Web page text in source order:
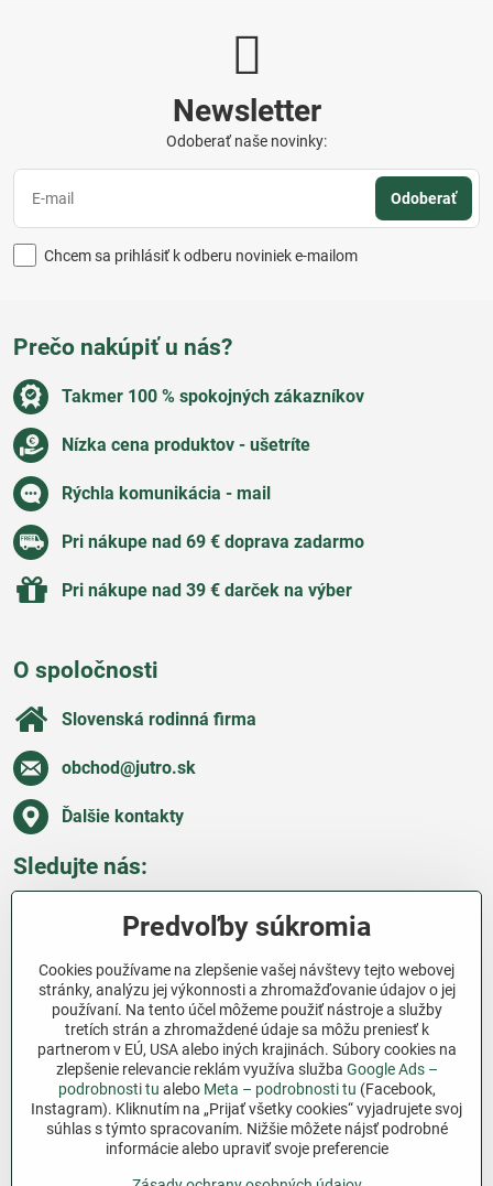
Newsletter
Odoberať naše novinky:
Odoberať
Chcem sa prihlásiť k odberu noviniek e-mailom
Prečo nakúpiť u nás?
Takmer 100 % spokojných zákazníkov
Nízka cena produktov - ušetríte
Rýchla komunikácia - mail
Pri nákupe nad 69 € doprava zadarmo
Pri nákupe nad 39 € darček na výber
O spoločnosti
Slovenská rodinná firma
obchod​@jutro​.sk
Ďalšie kontakty
Sledujte nás:
Všetko o nákupe
Ďakujeme za podporu
Sme slovenský e-shop bez dotácií​. Fungujeme len
vďaka vám – ľuďom, ktorí veria v poctivú prácu a
lásku k pôde​. Každý nákup na Jutro​.sk nám pomáha
pokračovať v tom, čo má zmysel – pomáhať
záhradkárom zadarmo a srdcom​.
Predvoľby súkromia
Cookies používame na zlepšenie vašej návštevy tejto webovej
stránky, analýzu jej výkonnosti a zhromažďovanie údajov o jej
používaní. Na tento účel môžeme použiť nástroje a služby
tretích strán a zhromaždené údaje sa môžu preniesť k
partnerom v EÚ, USA alebo iných krajinách. Súbory cookies na
zlepšenie relevancie reklám využíva služba Google Ads –
podrobnosti tu alebo Meta – podrobnosti tu (Facebook,
Instagram). Kliknutím na „Prijať všetky cookies“ vyjadrujete svoj
súhlas s týmto spracovaním. Nižšie môžete nájsť podrobné
informácie alebo upraviť svoje preferencie